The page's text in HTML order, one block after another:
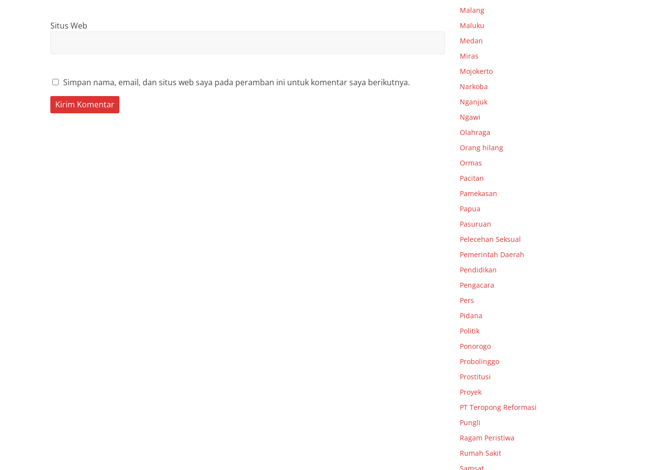
Situs Web
Simpan nama, email, dan situs web saya pada peramban ini untuk komentar saya berikutnya.
Malang
Maluku
Medan
Miras
Mojokerto
Narkoba
Nganjuk
Ngawi
Olahraga
Orang hilang
Ormas
Pacitan
Pamekasan
Papua
Pasuruan
Pelecehan Seksual
Pemerintah Daerah
Pendidikan
Pengacara
Pers
Pidana
Politik
Ponorogo
Probolinggo
Prostitusi
Proyek
PT Teropong Reformasi
Pungli
Ragam Peristiwa
Rumah Sakit